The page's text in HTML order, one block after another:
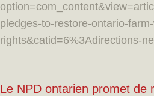
pledges-to-restore-ontario-
rights&catid=6%3Adirections-
Le NPD ontarien promet de